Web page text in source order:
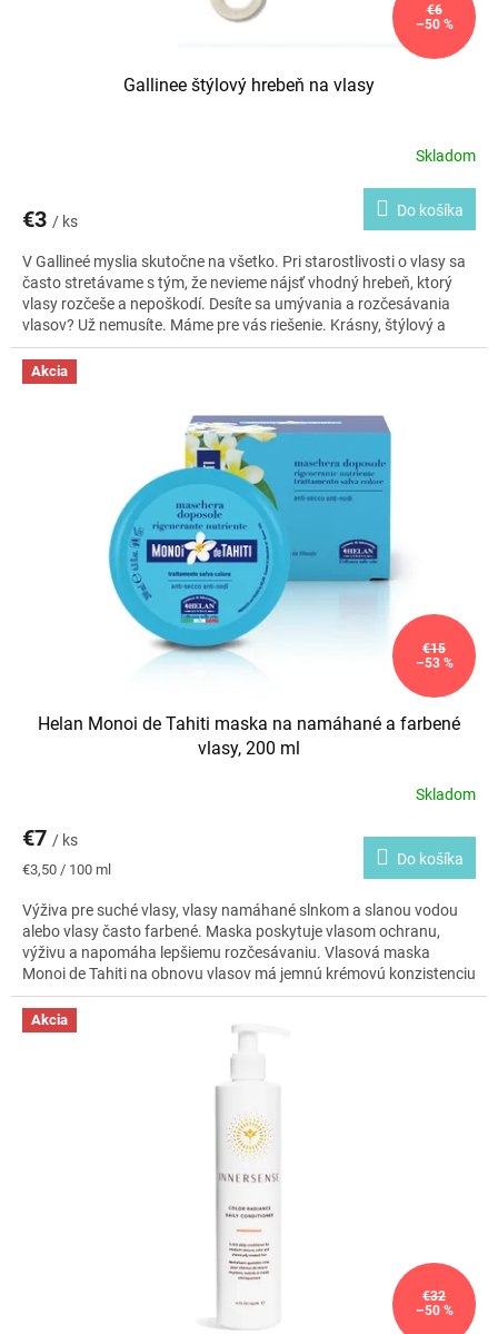
€6
–50 %
Gallinee štýlový hrebeň na vlasy
Skladom
€3 / ks
Do košíka
V Gallineé myslia skutočne na všetko. Pri starostlivosti o vlasy sa
často stretávame s tým, že nevieme nájsť vhodný hrebeň, ktorý
vlasy rozčeše a nepoškodí. Desíte sa umývania a rozčesávania
vlasov? Už nemusíte. Máme pre vás riešenie. Krásny, štýlový a
praktický hrebeň.
Akcia
€15
–53 %
Helan Monoi de Tahiti maska na namáhané a farbené
vlasy, 200 ml
Skladom
€7 / ks
Jednotková
€3,50 / 100 ml
Do košíka
Výživa pre suché vlasy, vlasy namáhané slnkom a slanou vodou
alebo vlasy často farbené. Maska poskytuje vlasom ochranu,
výživu a napomáha lepšiemu rozčesávaniu. Vlasová maska
Monoi de Tahiti na obnovu vlasov má jemnú krémovú konzistenciu
a je plná koncentrovaných látok, ktoré vlasy hĺbkovo zaceľujú,
regenerujú, dodávajú im lesk a vitalitu.
Akcia
€32
–50 %